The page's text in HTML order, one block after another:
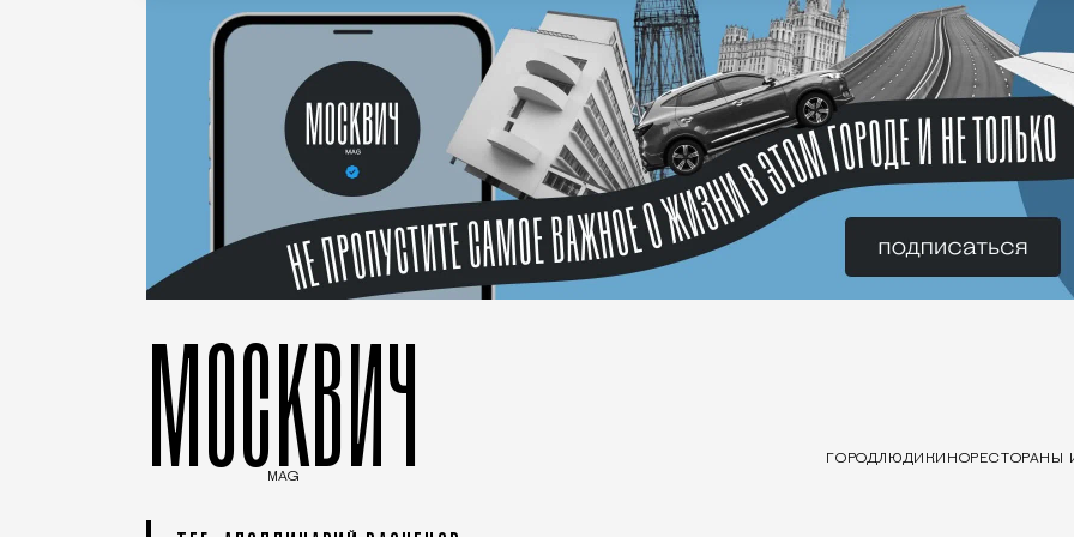
МОСКВИЧ
MAG
ГОРОДЛЮДИ КИНОРЕСТОРАНЫ